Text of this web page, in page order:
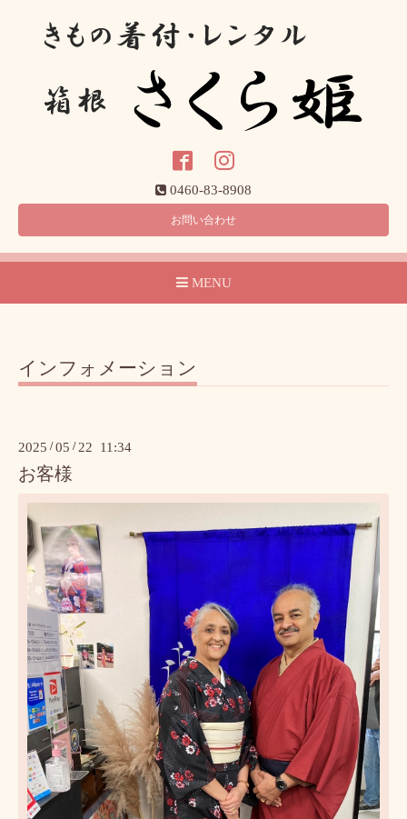
0460-83-8908
お問い合わせ
MENU
インフォメーション
2025 /05 / 22 11:34
お客様